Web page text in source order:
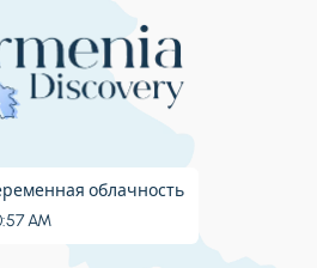
облачность
AM